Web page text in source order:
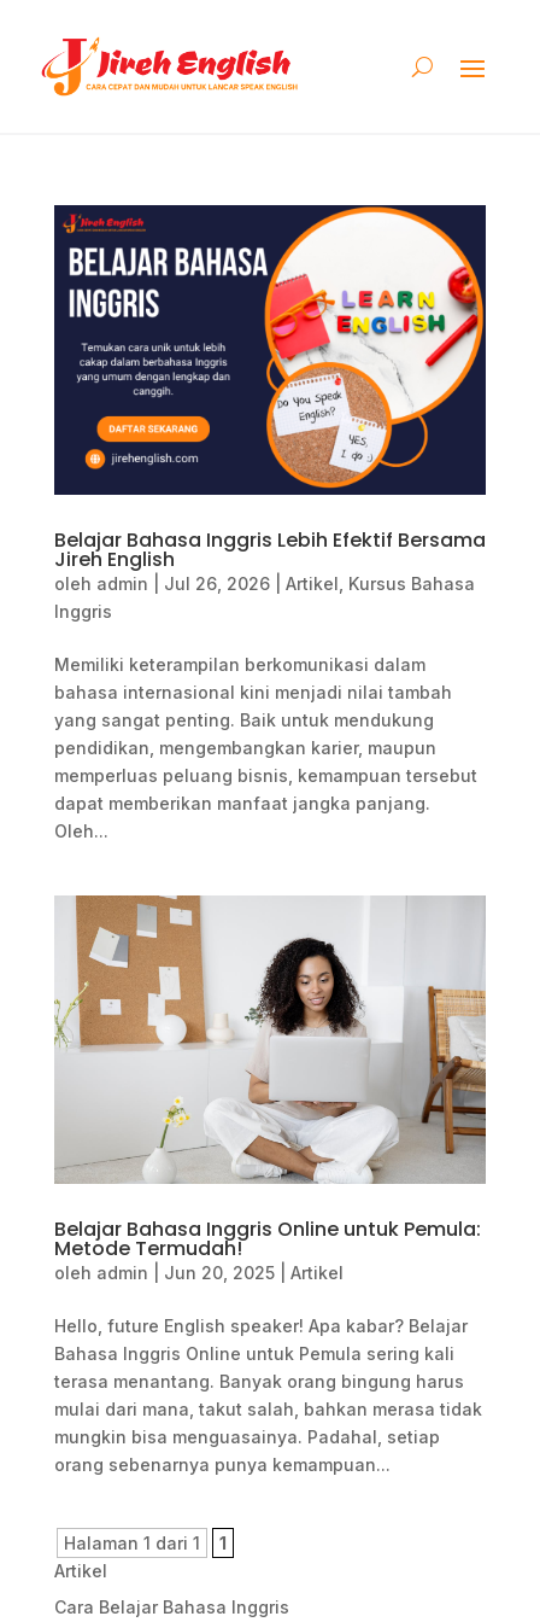
Belajar Bahasa Inggris Lebih Efektif Bersama
Jireh English
oleh admin Jul 26, 2026| Artikel Kursus Bahasa
Inggris
Memiliki keterampilan berkomunikasi dalam
bahasa internasional kini menjadi nilai tambah
yang sangat penting. Baik untuk mendukung
pendidikan, mengembangkan karier, maupun
memperluas peluang bisnis, kemampuan tersebut
dapat memberikan manfaat jangka panjang.
Oleh...
Belajar Bahasa Inggris Online untuk Pemula:
Metode Termudah!
oleh admin Jun 20, 2025| Artikel
Hello, future English speaker! Apa kabar? Belajar
Bahasa Inggris Online untuk Pemula sering kali
terasa menantang. Banyak orang bingung harus
mulai dari mana, takut salah, bahkan merasa tidak
mungkin bisa menguasainya. Padahal, setiap
orang sebenarnya punya kemampuan...
Halaman 1 dari 1
1
Artikel
Cara Belajar Bahasa Inggris